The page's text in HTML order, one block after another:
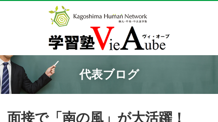
代表ブログ
面接で「南の風」が大活躍！